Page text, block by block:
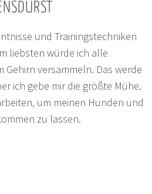
und Trainingstechniken
liebsten würde ich alle
Gehirn versammeln. Das werde
ich gebe mir die größte Mühe.
um meinen Hunden und
zu lassen.